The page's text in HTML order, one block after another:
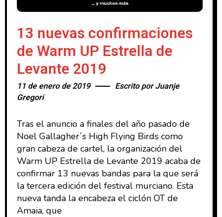
13 nuevas confirmaciones
de Warm UP Estrella de
Levante 2019
11 de enero de 2019 Escrito porJuanje
Gregori
Tras el anuncio a finales del año pasado de
Noel Gallagher´s High Flying Birds como
gran cabeza de cartel, la organización del
Warm UP Estrella de Levante 2019 acaba de
confirmar 13 nuevas bandas para la que será
la tercera edición del festival murciano. Esta
nueva tanda la encabeza el ciclón OT de
Amaia, que